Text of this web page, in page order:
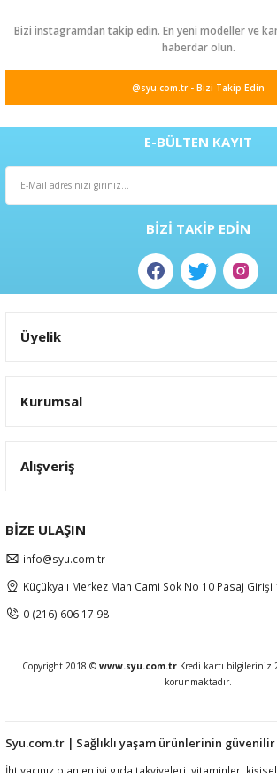
Bizi instagramdan takip edin. En yeni modeller ve
haberdar olun.
@syu.com.tr - Bizi Takip Edin
E-BÜLTEN KAYIT
BİZİ TAKİP EDİN
Üyelik
Kurumsal
Alışveriş
BİZE ULAŞIN
info@syu.com.tr
Küçükyalı Merkez Mah Cami Sok No 10 Pasaj
0 (216) 606 17 98
Copyright 2018 © www.syu.com.tr Kredi kartı bilgileriniz
korunmaktadır.
Syu.com.tr | Sağlıklı yaşam ürünlerinin
İhtiyacınız olan en iyi gıda takviyeleri, vitaminler,